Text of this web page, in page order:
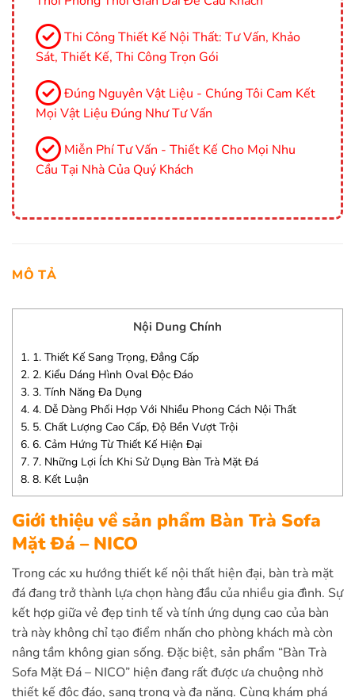
Thi Công Thiết Kế Nội Thất: Tư Vấn, Khảo
Sát, Thiết Kế, Thi Công Trọn Gói
Đúng Nguyên Vật Liệu - Chúng Tôi Cam Kết
Mọi Vật Liệu Đúng Như Tư Vấn
Miễn Phí Tư Vấn - Thiết Kế Cho Mọi Nhu
Cầu Tại Nhà Của Quý Khách
MÔ TẢ
Nội Dung Chính
1. 1. Thiết Kế Sang Trọng, Đẳng Cấp
2. 2. Kiểu Dáng Hình Oval Độc Đáo
3. 3. Tính Năng Đa Dụng
4. 4. Dễ Dàng Phối Hợp Với Nhiều Phong Cách Nội Thất
5. 5. Chất Lượng Cao Cấp, Độ Bền Vượt Trội
6. 6. Cảm Hứng Từ Thiết Kế Hiện Đại
7. 7. Những Lợi Ích Khi Sử Dụng Bàn Trà Mặt Đá
8. 8. Kết Luận
Giới thiệu về sản phẩm Bàn Trà Sofa
Mặt Đá – NICO
Trong các xu hướng thiết kế nội thất hiện đại, bàn trà mặt
đá đang trở thành lựa chọn hàng đầu của nhiều gia đình. Sự
kết hợp giữa vẻ đẹp tinh tế và tính ứng dụng cao của bàn
trà này không chỉ tạo điểm nhấn cho phòng khách mà còn
nâng tầm không gian sống. Đặc biệt, sản phẩm “Bàn Trà
Sofa Mặt Đá – NICO” hiện đang rất được ưa chuộng nhờ
thiết kế độc đáo, sang trọng và đa năng. Cùng khám phá